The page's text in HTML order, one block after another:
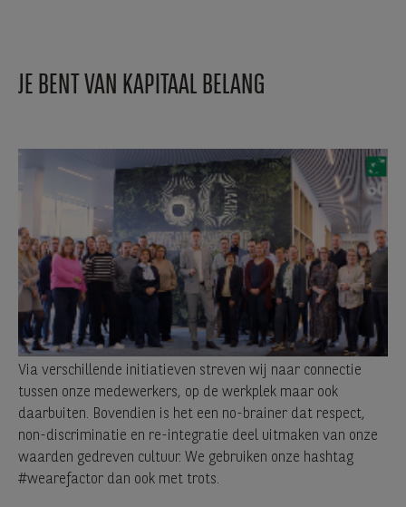
JE BENT VAN KAPITAAL BELANG
Via verschillende initiatieven streven wij naar connectie
tussen onze medewerkers, op de werkplek maar ook
daarbuiten. Bovendien is het een no-brainer dat respect,
non-discriminatie en re-integratie deel uitmaken van onze
waarden gedreven cultuur. We gebruiken onze hashtag
#wearefactor dan ook met trots.